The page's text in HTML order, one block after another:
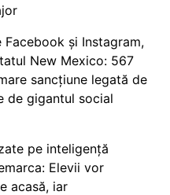
și Instagram,
New Mexico: 567
sancțiune legată de
de gigantul social
pe inteligență
Elevii vor
acasă, iar